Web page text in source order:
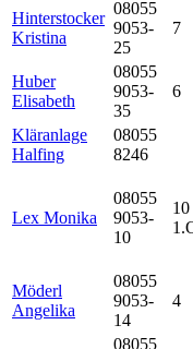
Hinterstocker
Kristina
08055
9053-
25
7
Huber
Elisabeth
08055
9053-
35
6
Kläranlage
Halfing
08055
8246
Lex Monika
08055
9053-
10
10
Möderl
Angelika
08055
9053-
14
4
08055